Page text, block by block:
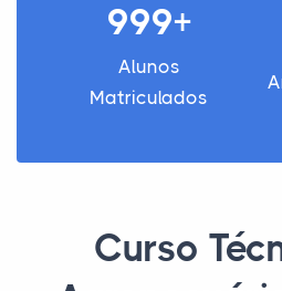
999+
Alunos
Matriculados
Curso